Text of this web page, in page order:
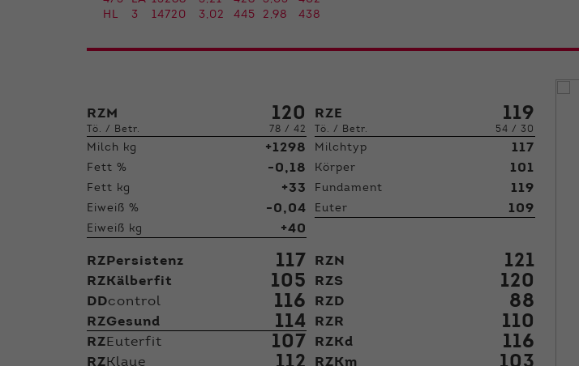
HL
3 14720 3,02 445 2,98 438
RZM 120
Tö. / Betr. 78 / 42
Milch kg +1298
Fett % -0,18
Fett kg +33
Eiweiß % -0,04
Eiweiß kg +40
RZE 119
Tö. / Betr. 54 / 30
Milchtyp 117
Körper 101
Fundament 119
Euter 109
RZPersistenz 117
RZKälberfit 105
DDcontrol 116
RZGesund 114
RZEuterfit 107
RZKlaue
RZN 121
RZS 120
RZD 88
RZR 110
RZKd 116
RZKm